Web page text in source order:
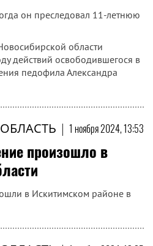
он преследовал 11-летнюю
области
действий освободившегося в
педофила Александра
| 1 ноября 2024, 13:53
произошло в
в Искитимском районе в